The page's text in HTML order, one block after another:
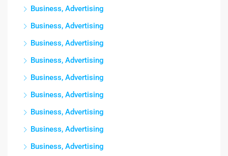
Business, Advertising
Business, Advertising
Business, Advertising
Business, Advertising
Business, Advertising
Business, Advertising
Business, Advertising
Business, Advertising
Business, Advertising